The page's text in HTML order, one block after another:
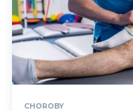
CHOROBY